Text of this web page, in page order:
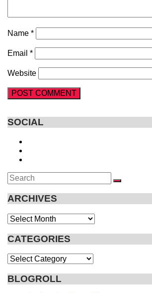
Name *
Email *
Website
SOCIAL
Search
for:
SEARCH
ARCHIVES
Archives
CATEGORIES
Categories
BLOGROLL